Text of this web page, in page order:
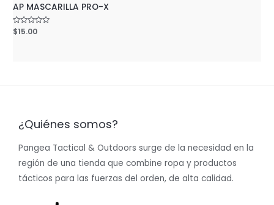
AP MASCARILLA PRO-X
Rated
0
$15.00
¿Quiénes somos?
Pangea Tactical & Outdoors surge de la necesidad en la
región de una tienda que combine ropa y productos
tácticos para las fuerzas del orden, de alta calidad.